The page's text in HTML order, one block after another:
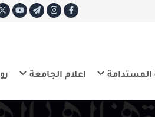
اعلام الجامعة روابط مهمة